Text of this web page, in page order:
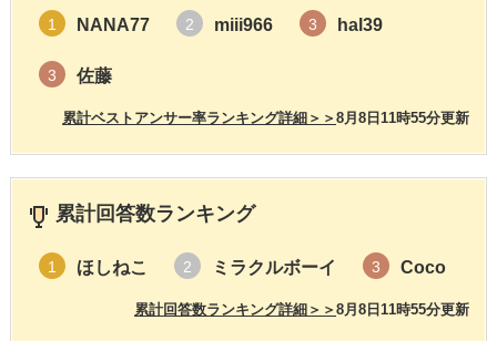
1 NANA77 2 miii966 3 hal39
3 佐藤
8月8日11時55分更新
累計ベストアンサー率ランキング詳細＞＞
累計回答数ランキング
1 ほしねこ 2 ミラクルボーイ 3 Coco
8月8日11時55分更新
累計回答数ランキング詳細＞＞